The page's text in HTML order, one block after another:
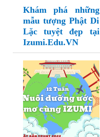
Khám phá những
mẫu tượng Phật Di
Lặc tuyệt đẹp tại
Izumi.Edu.VN